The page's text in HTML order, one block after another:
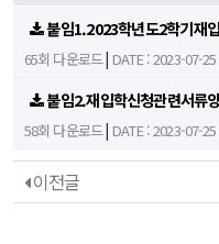
붙임1.2023학년도2학기재
65회 다운로드| DATE : 2023-07-
붙임2.재입학신청관련서류
58회 다운로드| DATE : 2023-07-
이전글